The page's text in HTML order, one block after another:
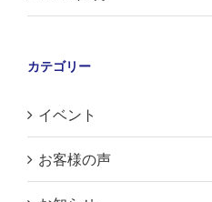
カテゴリー
イベント
お客様の声